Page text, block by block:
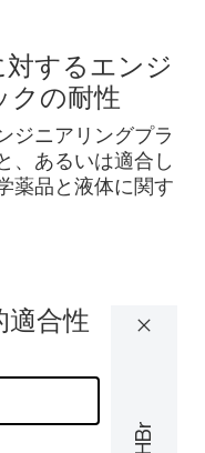
するエンジ
クの耐性
ジニアリングプラ
、あるいは適合し
薬品と液体に関す
適合性